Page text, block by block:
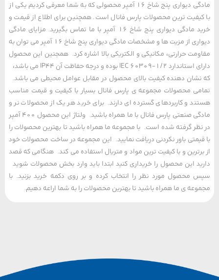
مادگی دیواری پنج شاخ 16 آمپر محصولی که به شما معرفی کردیم یکی از
ترین محصولات پارس فانال است. همچنین برای اطلاع از قیمت و
خرید مادگی دیواری پنج شاخ 16 آمپر با ما تماس بگیرید. مزایای مادگی
دیواری از مزیت ها و مشخصات مادگی دیواری پنج شاخ 16 آمپر می توان به
حرارتی، مکانیکی و الکتریکی بالا اشاره کرد. همجنین این محصول
دارای استاندارد IEC 60309-1/2 بوده و درجه حفاظت آن IP44 می باشد،
دهنده کیفیت بالای محصول در مقابل عوامل محیطی می باشد.
محصولات مجموعه ی پارس فانال بسیار با کیفیت و قیمت مناسب
و کاربردهای گسترده ای دارند. برای خرید هر یک از محصولات نر و
مادگی صنعتی پارس فانال با ما همراه باشید. ولتاژ این محصول 400 آمپر
گرفته شده است. با مجموعه ما همراه باشید تا بهترین محصولات را
باور نکردنی دریافت نمایید. این مجموعه در ساخت محصولات خود
و با کیفیت ترین مواد و متریال استفاده می کند. هنگامی که قصد
این محصول را خریداری کنید ابتدا باید وارد بخش محصولات شوید
محصول مورد نظر را انتخاب کرده و بر روی دکمه خرید بزنید. با
ی ما همراه باشید تا بهترین محصولات را به شما اراعه دهیم.